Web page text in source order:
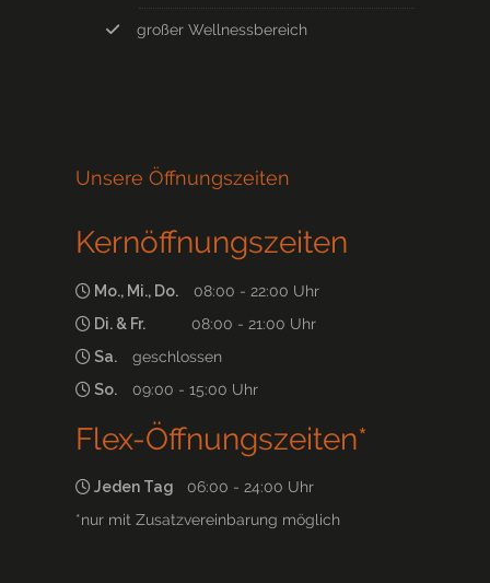
großer Wellnessbereich
Unsere Öffnungszeiten
Kernöffnungszeiten
Mo., Mi., Do.
08:00 - 22:00 Uhr
Di. & Fr.
08:00 - 21:00 Uhr
Sa.
geschlossen
So.
09:00 - 15:00 Uhr
Flex-Öffnungszeiten*
Jeden Tag 06:00 - 24:00 Uhr
*nur mit Zusatzvereinbarung möglich